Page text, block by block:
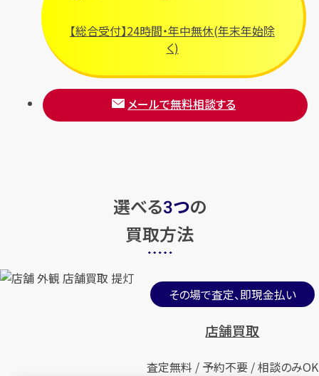
【総合受付】24時間・年中無休(年末年始除
く)
メールで無料相談する
選べる3つの
買取方法
その場で査定、即現金払い
店舗買取
査定無料 / 予約不要 / 相談のみOK